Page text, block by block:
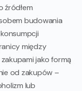
źródłem
budowania
między
jako formą
od zakupów –
lub